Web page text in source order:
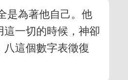
是為著他自己。他
一切的時候，神卻
這個數字表徵復